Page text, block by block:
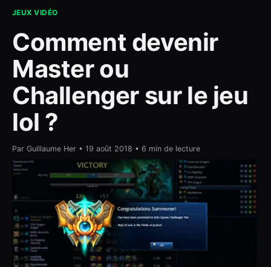
JEUX VIDÉO
Comment devenir
Master ou
Challenger sur le jeu
lol ?
Par Guillaume Her • 19 août 2018 • 6 min de lecture